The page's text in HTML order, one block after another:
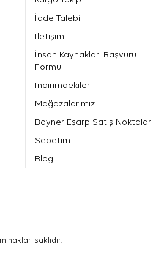
İade Talebi
İletişim
İnsan Kaynakları Başvuru
Formu
İndirimdekiler
Mağazalarımız
Boyner Eşarp Satış Noktaları
Sepetim
Blog
hakları saklıdır.